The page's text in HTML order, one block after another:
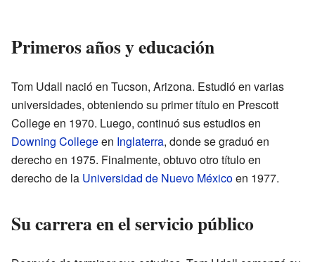
Primeros años y educación
Tom Udall nació en Tucson, Arizona. Estudió en varias
universidades, obteniendo su primer título en Prescott
College en 1970. Luego, continuó sus estudios en
Downing Collegeen Inglaterra, donde se graduó en
derecho en 1975. Finalmente, obtuvo otro título en
derecho de la Universidad de Nuevo Méxicoen 1977.
Su carrera en el servicio público